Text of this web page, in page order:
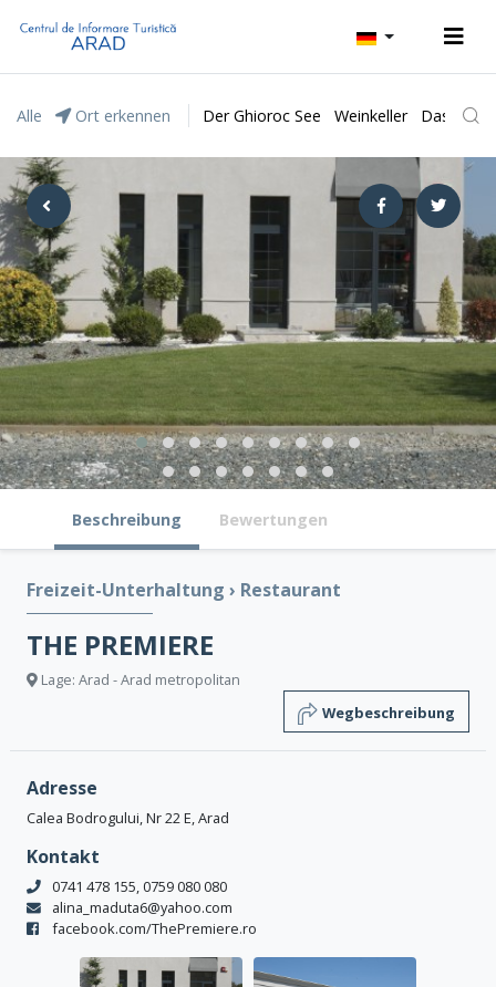
Alle Ort erkennen Der Ghioroc See Weinkeller Das
Beschreibung Bewertungen
Freizeit-Unterhaltung › Restaurant
THE PREMIERE
Lage: Arad - Arad metropolitan
Wegbeschreibung
Adresse
Calea Bodrogului, Nr 22 E, Arad
Kontakt
0741 478 155, 0759 080 080
alina_maduta6@yahoo.com
facebook.com/ThePremiere.ro